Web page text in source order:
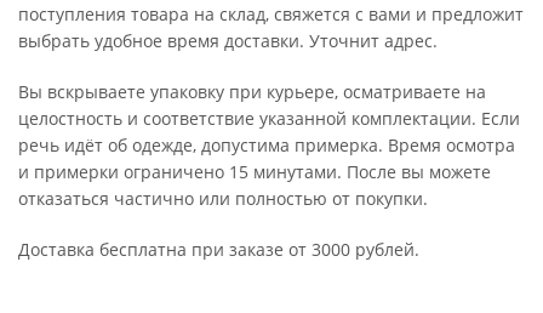
поступления товара на склад, свяжется с вами и предложит
выбрать удобное время доставки. Уточнит адрес.
Вы вскрываете упаковку при курьере, осматриваете на
целостность и соответствие указанной комплектации. Если
речь идёт об одежде, допустима примерка. Время осмотра
и примерки ограничено 15 минутами. После вы можете
отказаться частично или полностью от покупки.
Доставка бесплатна при заказе от 3000 рублей.